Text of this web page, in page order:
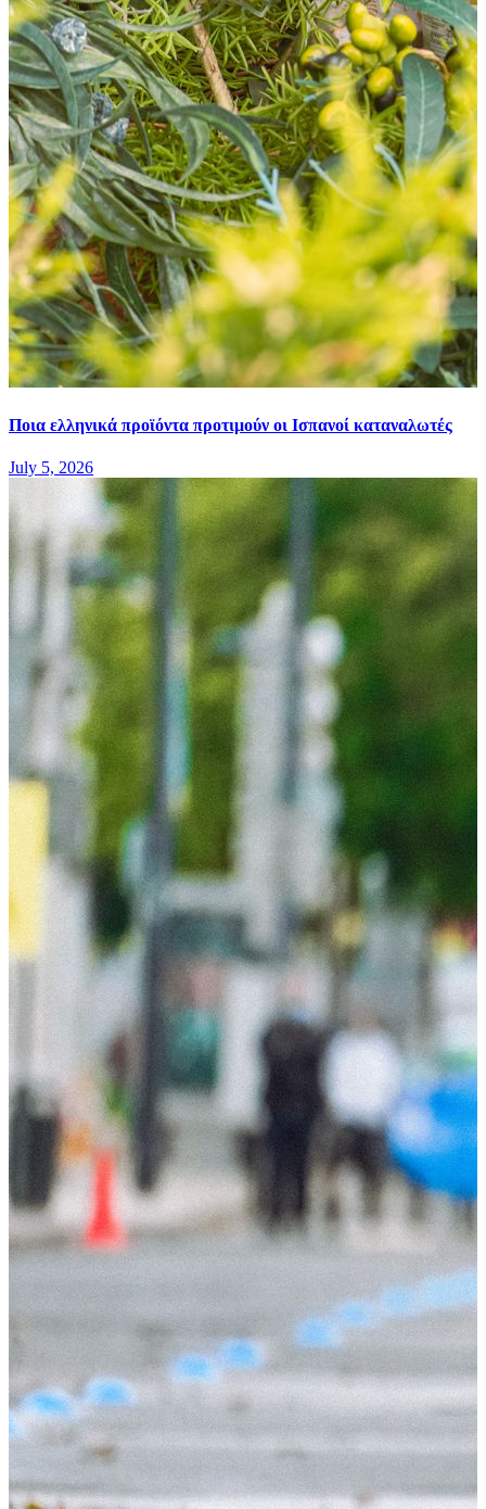
Ποια ελληνικά προϊόντα προτιμούν οι Ισπανοί καταναλωτές
July 5, 2026